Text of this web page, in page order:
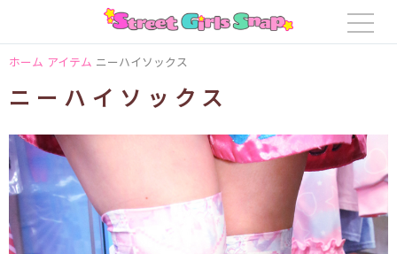
ホーム アイテム ニーハイソックス
ニーハイソックス